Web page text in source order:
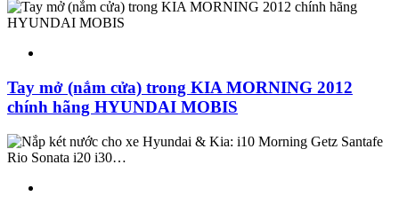
Tay mở (nắm cửa) trong KIA MORNING 2012
chính hãng HYUNDAI MOBIS